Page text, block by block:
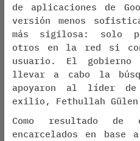
de aplicaciones de
versión menos
más sigilosa: solo
otros en la red si
usuario. El
llevar a cabo la
apoyaron al líder
exilio, Fethullah
Como resultado de
encarcelados en base